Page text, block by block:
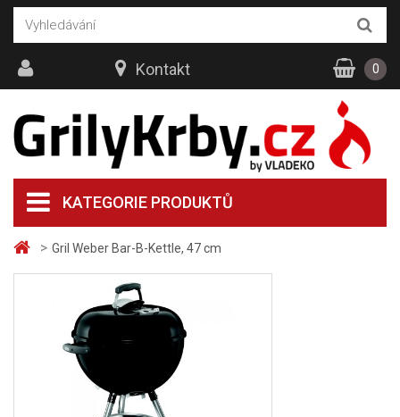
> Gril Weber Bar-B-Kettle, 47 cm
KATEGORIE PRODUKTŮ
Kontakt 0